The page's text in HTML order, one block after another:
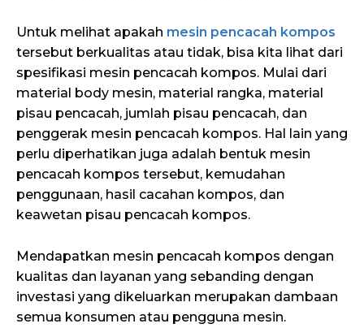
Untuk melihat apakah mesin pencacah kompos
tersebut berkualitas atau tidak, bisa kita lihat dari
spesifikasi mesin pencacah kompos. Mulai dari
material body mesin, material rangka, material
pisau pencacah, jumlah pisau pencacah, dan
penggerak mesin pencacah kompos. Hal lain yang
perlu diperhatikan juga adalah bentuk mesin
pencacah kompos tersebut, kemudahan
penggunaan, hasil cacahan kompos, dan
keawetan pisau pencacah kompos.
Mendapatkan mesin pencacah kompos dengan
kualitas dan layanan yang sebanding dengan
investasi yang dikeluarkan merupakan dambaan
semua konsumen atau pengguna mesin.